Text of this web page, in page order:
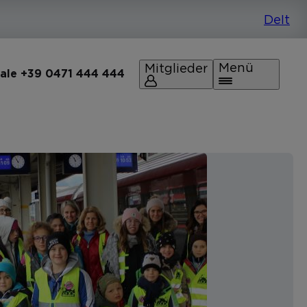
+39 0471 444 444 Mitglieder Menü